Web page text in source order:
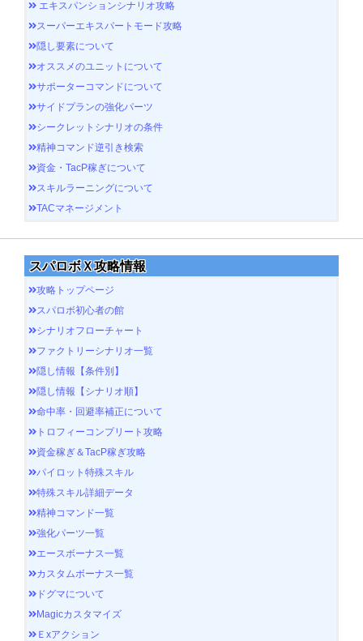
エキスパンションシナリオ攻略
スーパーエキスパートモード攻略
隠し要素について
オススメのユニットについて
サポーターコマンドについて
サイドプランの強化パーツ
シークレットシナリオの条件
精神コマンド逆引き検索
資金・TacP稼ぎについて
スキルラーニングについて
TACマネージメント
スパロボＸ攻略情報
攻略トップページ
スパロボ初心者の館
シナリオフローチャート
ファクトリーシナリオ一覧
隠し情報【条件別】
隠し情報【シナリオ順】
命中率・回避率補正について
トロフィーコンプリート攻略
資金稼ぎ＆TacP稼ぎ攻略
パイロット特殊スキル
特殊スキル詳細データ
精神コマンド一覧
強化パーツ一覧
エースボーナス一覧
カスタムボーナス一覧
ドグマについて
Magicカスタマイズ
Ｅxアクション